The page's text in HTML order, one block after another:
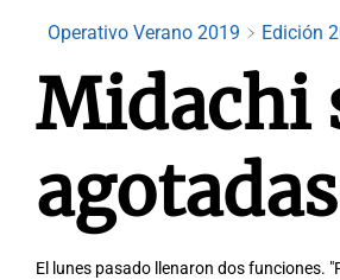
Operativo Verano 2019 Edición
Midachi
El lunes pasado llenaron dos funciones.